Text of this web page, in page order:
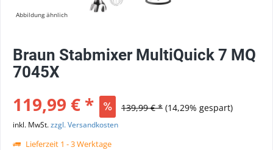
Abbildung ähnlich
Braun Stabmixer MultiQuick 7 MQ
7045X
119,99 € * 139,99 € * (14,29% gespart)
inkl. MwSt.zzgl. Versandkosten
Lieferzeit 1 - 3 Werktage